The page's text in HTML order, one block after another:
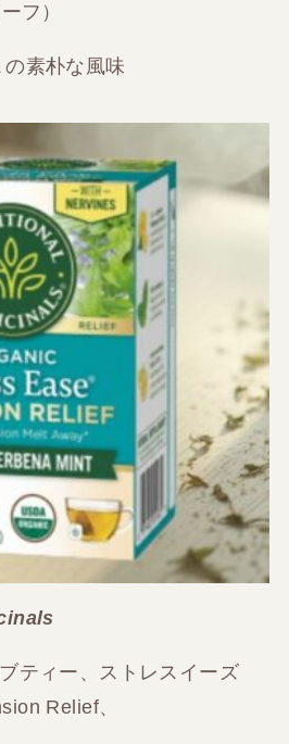
フ）
の素朴な風味
ティー、ストレスイーズ
Relief、